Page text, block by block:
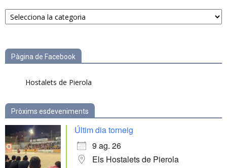
Notícies
per
Pàgina de Facebook
Hostalets de Pierola
Pròxims esdeveniments
Últim dia torneig
9 ag. 26
Els Hostalets de Pierola